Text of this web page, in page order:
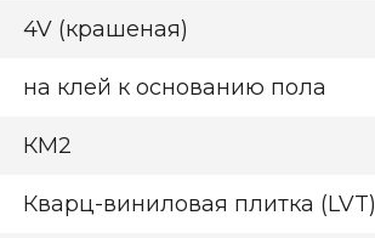
4V (крашеная)
на клей к основанию пола
КМ2
Кварц-виниловая плитка (LVT)